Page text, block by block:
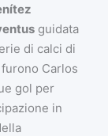
guidata
di calci di
Carlos
gol per
in